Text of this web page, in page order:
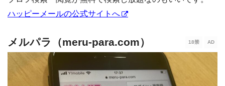
ハッピーメールの公式サイトへ
メルパラ（meru-para.com）